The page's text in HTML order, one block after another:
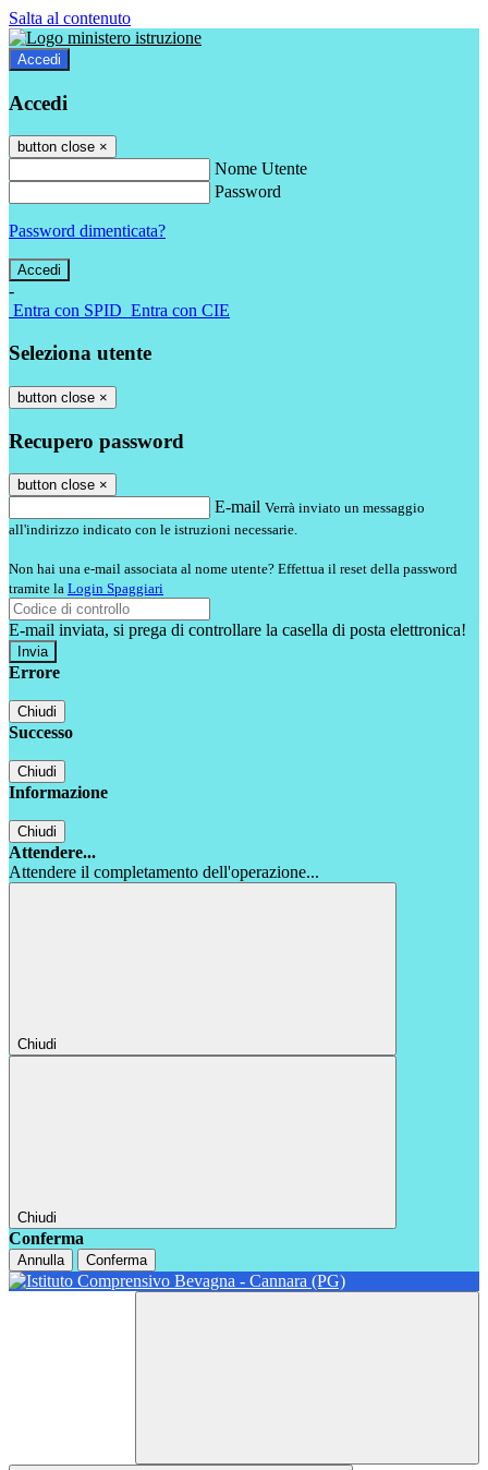
Salta al contenuto
Accedi
Accedi
button close ×
Nome Utente
Password
Password dimenticata?
-
Entra con SPID Entra con CIE
Seleziona utente
button close ×
Recupero password
button close ×
E-mail Verrà inviato un messaggio
all'indirizzo indicato con le istruzioni necessarie.
Non hai una e-mail associata al nome utente? Effettua il reset della password
tramite la Login Spaggiari
E-mail inviata, si prega di controllare la casella di posta elettronica!
Errore
Chiudi
Successo
Chiudi
Informazione
Chiudi
Attendere...
Attendere il completamento dell'operazione...
Chiudi
Chiudi
Conferma
Annulla Conferma